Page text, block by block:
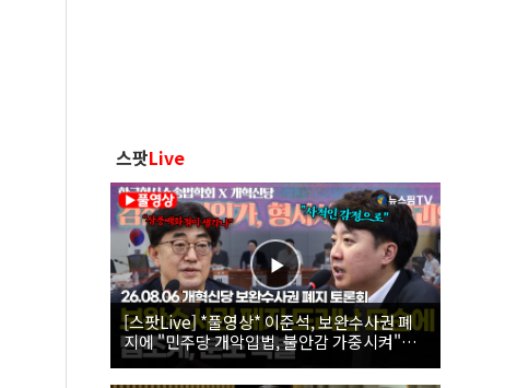
스팟Live
[스팟Live] *풀영상* 이준석, 보완수사권 폐
지에 "민주당 개악입법, 불안감 가중시켜"｜
26.08.06 개혁신당 보완수사권 폐지 토론회